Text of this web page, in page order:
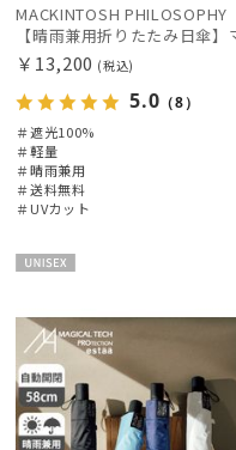
入荷状況
MACKINTOSH PHILOSOPHY
￥13,200 (税込)
5.0 （8）
＃遮光100%
＃軽量
＃晴雨兼用
＃送料無料
＃UVカット